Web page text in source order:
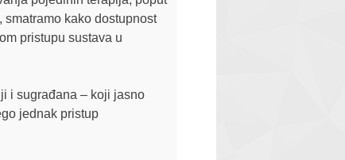
kako dostupnost
pristupu sustava u
i sugrađana – koji jasno
jednak pristup